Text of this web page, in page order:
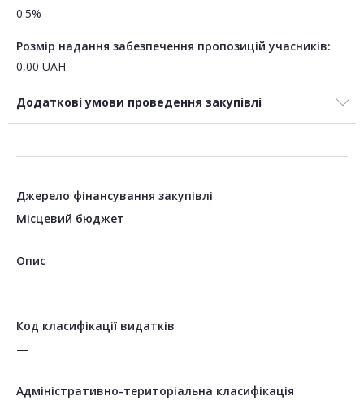
0.5%
Розмір надання забезпечення пропозицій учасників:
0,00 UAH
Додаткові умови проведення закупівлі
Джерело фінансування закупівлі
Місцевий бюджет
Опис
—
Код класифікації видатків
—
Адміністративно-територіальна класифікація